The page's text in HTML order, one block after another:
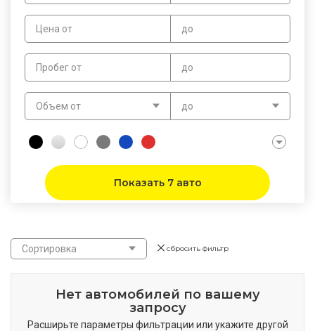
Цена от до
Пробег от до
Объем от до
Показать 7 авто
Сортировка сбросить фильтр
Нет автомобилей по вашему
запросу
Расширьте параметры фильтрации или укажите другой